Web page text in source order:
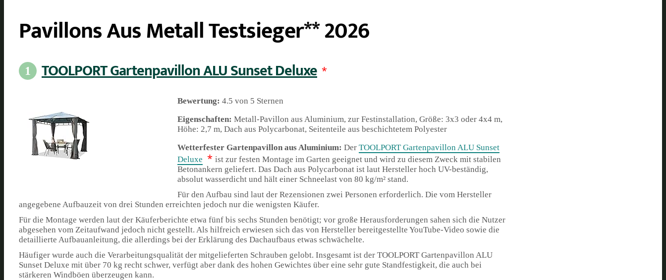
Pavillons Aus Metall Testsieger** 2026
1 TOOLPORT Gartenpavillon ALU Sunset Deluxe *
Bewertung: 4.5 von 5 Sternen
Eigenschaften: Metall-Pavillon aus Aluminium, zur Festinstallation, Größe: 3x3 oder 4x4 m,
Höhe: 2,7 m, Dach aus Polycarbonat, Seitenteile aus beschichtetem Polyester
Wetterfester Gartenpavillon aus Aluminium: Der TOOLPORT Gartenpavillon ALU Sunset
Deluxe * ist zur festen Montage im Garten geeignet und wird zu diesem Zweck mit stabilen
Betonankern geliefert. Das Dach aus Polycarbonat ist laut Hersteller hoch UV-beständig,
absolut wasserdicht und hält einer Schneelast von 80 kg/m² stand.
Für den Aufbau sind laut der Rezensionen zwei Personen erforderlich. Die vom Hersteller
angegebene Aufbauzeit von drei Stunden erreichten jedoch nur die wenigsten Käufer.
Für die Montage werden laut der Käuferberichte etwa fünf bis sechs Stunden benötigt; vor große Herausforderungen sahen sich die Nutzer
abgesehen vom Zeitaufwand jedoch nicht gestellt. Als hilfreich erwiesen sich das von Hersteller bereitgestellte YouTube-Video sowie die
detaillierte Aufbauanleitung, die allerdings bei der Erklärung des Dachaufbaus etwas schwächelte.
Häufiger wurde auch die Verarbeitungsqualität der mitgelieferten Schrauben gelobt. Insgesamt ist der TOOLPORT Gartenpavillon ALU
Sunset Deluxe mit über 70 kg recht schwer, verfügt aber dank des hohen Gewichtes über eine sehr gute Standfestigkeit, die auch bei
stärkeren Windböen überzeugen kann.